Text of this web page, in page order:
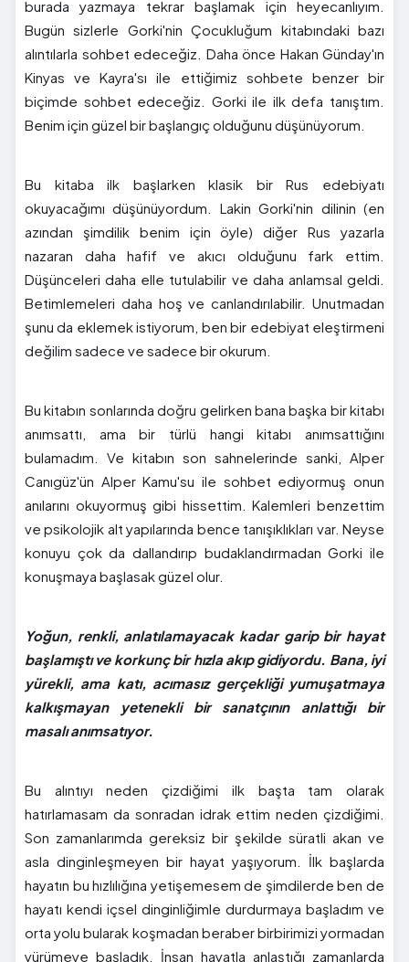
burada yazmaya tekrar başlamak için heyecanlıyım.
Bugün sizlerle Gorki'nin Çocukluğum kitabındaki bazı
alıntılarla sohbet edeceğiz. Daha önce Hakan Günday'ın
Kinyas ve Kayra'sı ile ettiğimiz sohbete benzer bir
biçimde sohbet edeceğiz. Gorki ile ilk defa tanıştım.
Benim için güzel bir başlangıç olduğunu düşünüyorum.
Bu kitaba ilk başlarken klasik bir Rus edebiyatı
okuyacağımı düşünüyordum. Lakin Gorki'nin dilinin (en
azından şimdilik benim için öyle) diğer Rus yazarla
nazaran daha hafif ve akıcı olduğunu fark ettim.
Düşünceleri daha elle tutulabilir ve daha anlamsal geldi.
Betimlemeleri daha hoş ve canlandırılabilir. Unutmadan
şunu da eklemek istiyorum, ben bir edebiyat eleştirmeni
değilim sadece ve sadece bir okurum.
Bu kitabın sonlarında doğru gelirken bana başka bir kitabı
anımsattı, ama bir türlü hangi kitabı anımsattığını
bulamadım. Ve kitabın son sahnelerinde sanki, Alper
Canıgüz'ün Alper Kamu'su ile sohbet ediyormuş onun
anılarını okuyormuş gibi hissettim. Kalemleri benzettim
ve psikolojik alt yapılarında bence tanışıklıkları var. Neyse
konuyu çok da dallandırıp budaklandırmadan Gorki ile
konuşmaya başlasak güzel olur.
Yoğun, renkli, anlatılamayacak kadar garip bir hayat
başlamıştı ve korkunç bir hızla akıp gidiyordu. Bana, iyi
yürekli, ama katı, acımasız gerçekliği yumuşatmaya
kalkışmayan yetenekli bir sanatçının anlattığı bir
masalı anımsatıyor.
Bu alıntıyı neden çizdiğimi ilk başta tam olarak
hatırlamasam da sonradan idrak ettim neden çizdiğimi.
Son zamanlarımda gereksiz bir şekilde süratli akan ve
asla dinginleşmeyen bir hayat yaşıyorum. İlk başlarda
hayatın bu hızlılığına yetişemesem de şimdilerde ben de
hayatı kendi içsel dinginliğimle durdurmaya başladım ve
orta yolu bularak koşmadan beraber birbirimizi yormadan
yürümeye başladık. İnsan hayatla anlaştığı zamanlarda